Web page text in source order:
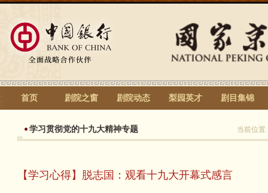
首页 剧院之窗 剧院动态 梨园英才 剧目集锦
学习贯彻党的十九大精神专题 当前位
【学习心得】脱志国：观看十九大开幕式感言